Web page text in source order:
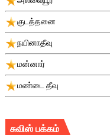
குடத்தனை
நயினாதீவு
மன்னார்
மண்டை தீவு
சுவிஸ் பக்கம்